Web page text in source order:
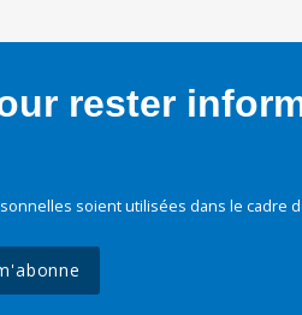
rester
soient utilisées dans le cadre